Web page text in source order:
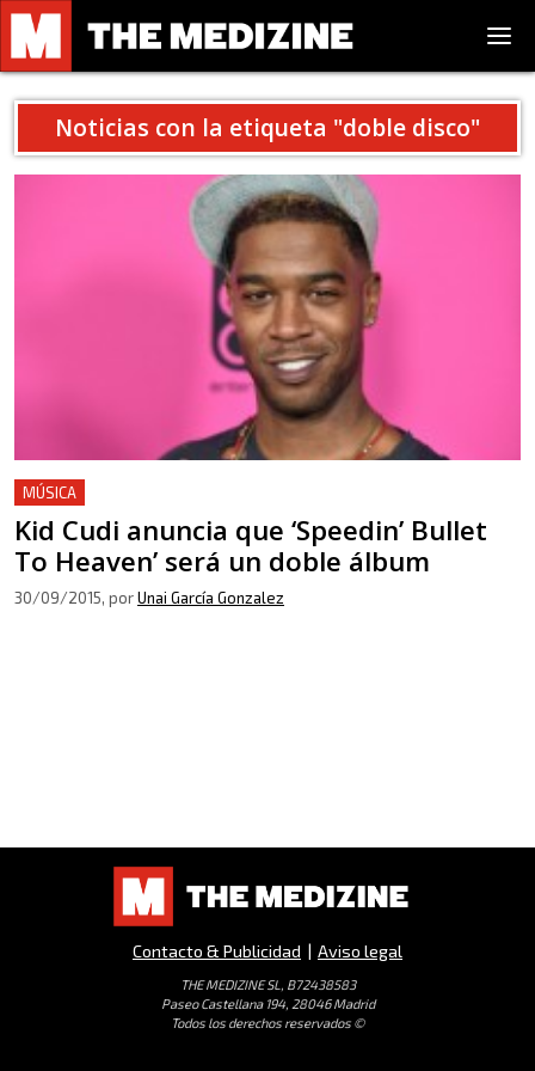
Noticias con la etiqueta "doble disco"
MÚSICA
Kid Cudi anuncia que ‘Speedin’ Bullet
To Heaven’ será un doble álbum
30/09/2015, porUnai García Gonzalez
Contacto & Publicidad | Aviso legal
THE MEDIZINE SL, B72438583
Paseo Castellana 194, 28046 Madrid
Todos los derechos reservados ©